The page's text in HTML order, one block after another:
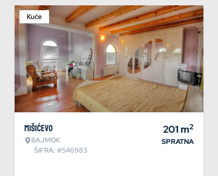
Kuće
Mišićevo
BAJMOK
ŠIFRA: #546983
201 m2
SPRATNA